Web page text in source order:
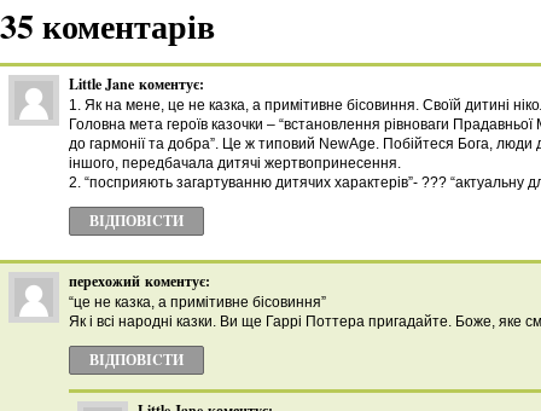
35 коментарів
Little Jane коментує:
1. Як на мене, це не казка, а примітивне бісовиння. Своїй дитині
Головна мета героїв казочки – “встановлення рівноваги Прадавньої
до гармонії та добра”. Це ж типовий NewAge. Побійтеся Бога, люди
іншого, передбачала дитячі жертвопринесення.
2. “посприяють загартуванню дитячих характерів”- ??? “актуальну
ВІДПОВІCТИ
перехожий коментує:
“це не казка, а примітивне бісовиння”
Як і всі народні казки. Ви ще Гаррі Поттера пригадайте. Боже, яке
ВІДПОВІCТИ